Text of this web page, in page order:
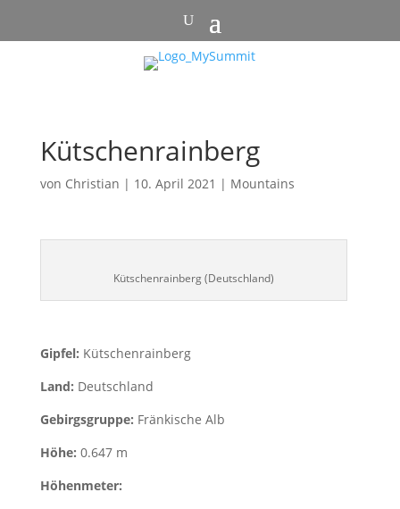
Kütschenrainberg
von Christian | 10. April 2021 | Mountains
Kütschenrainberg (Deutschland)
Gipfel: Kütschenrainberg
Land: Deutschland
Gebirgsgruppe: Fränkische Alb
Höhe: 0.647 m
Höhenmeter: